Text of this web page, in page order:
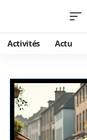
Activités Actu